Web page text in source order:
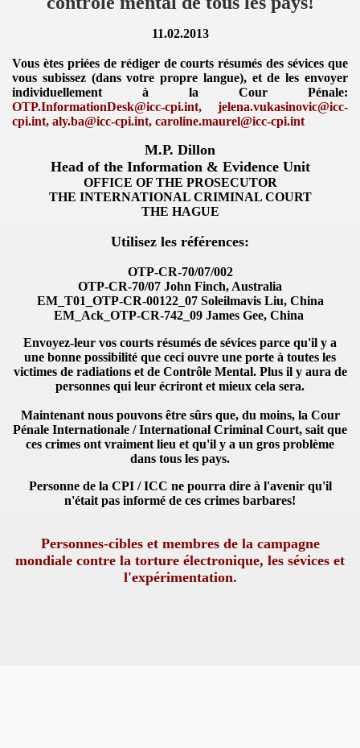
11.02.2013
Vous ètes priées de rédiger de courts résumés des sévices que
vous subissez (dans votre propre langue), et de les envoyer
individuellement à la Cour Pénale:
OTP.InformationDesk@icc-cpi.int, jelena.vukasinovic@icc-
cpi.int, aly.ba@icc-cpi.int, caroline.maurel@icc-cpi.int
M.P. Dillon
Head of the Information & Evidence Unit
OFFICE OF THE PROSECUTOR
THE INTERNATIONAL CRIMINALCOURT
THE HAGUE
Utilisez les références:
OTP-CR-70/07/002
OTP-CR-70/07 John Finch, Australia
EM_T01_OTP-CR-00122_07 Soleilmavis Liu, China
EM_Ack_OTP-CR-742_09 James Gee, China
Envoyez-leur vos courts résumés de sévices parce qu'il y a
une bonne possibilité que ceci ouvre une porte à toutes les
victimes de radiations et de Contrôle Mental. Plus il y aura de
personnes qui leur écriront et mieux cela sera.
Maintenant nous pouvons être sûrs que, du moins, la Cour
Pénale Internationale / International Criminal Court, sait que
ces crimes ont vraiment lieu et qu'il y a un gros problème
dans tous les pays.
Personne de la CPI / ICC ne pourra dire à l'avenir qu'il
n'était pas informé de ces crimes barbares!
Personnes-cibles et membres de la campagne
mondiale contre la torture électronique, les sévices et
l'expérimentation.